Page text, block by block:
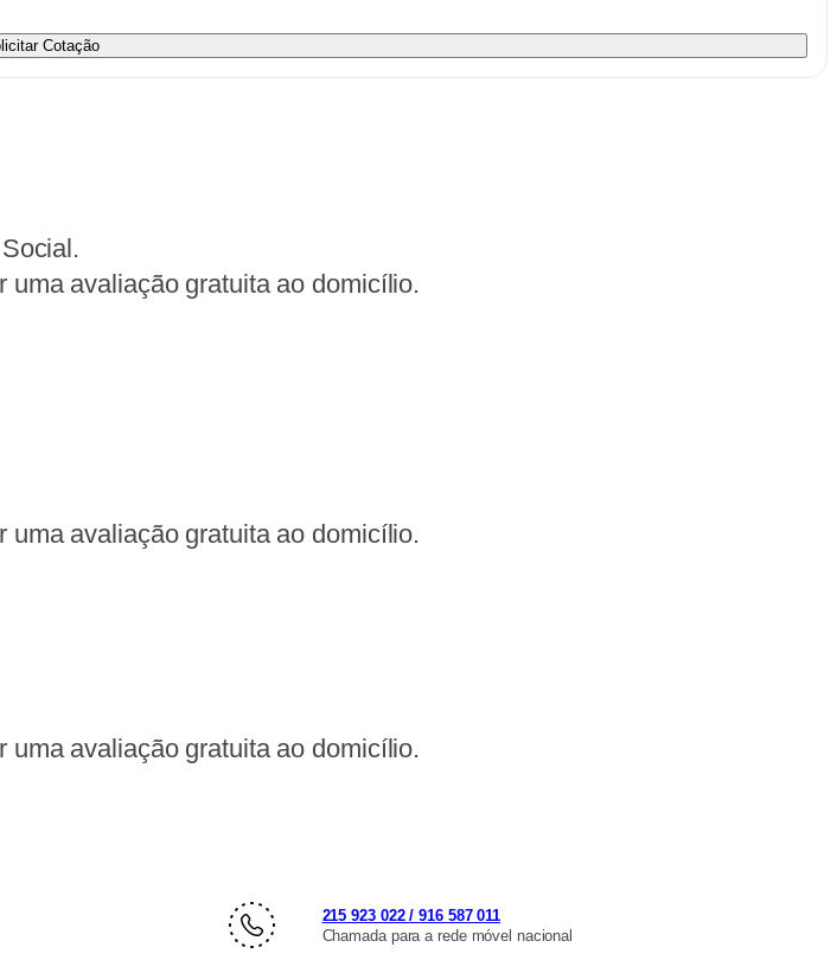
Cotação
avaliação gratuita ao domicílio.
avaliação gratuita ao domicílio.
avaliação gratuita ao domicílio.
215 923 022 / 916 587 011
Chamada para a rede móvel nacional